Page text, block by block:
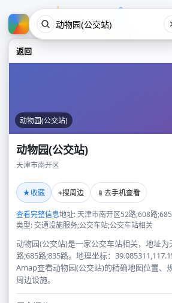
返回
动物园(公交站)
动物园(公交站)
天津市南开区
★收藏 ⌖搜周边 📱 去手机查看
查看完整信息地址: 天津市南开区52路;608路
类型: 交通设施服务;公交车站;公交车站相关
动物园(公交站)是一家公交车站相关，地址为
路;685路;835路。地理坐标：
Amap查看动物园(公交站)的精确地图位置、
周边设施。